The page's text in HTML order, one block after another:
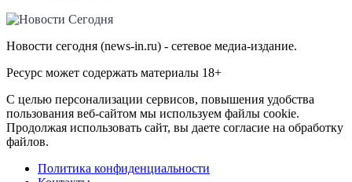
Новости сегодня (news-in.ru) - сетевое медиа-издание.
Ресурс может содержать материалы 18+
С целью персонализации сервисов, повышения удобства
пользования веб-сайтом мы используем файлы cookie.
Продолжая использовать сайт, вы даете согласие на обработку
файлов.
Политика конфиденциальности